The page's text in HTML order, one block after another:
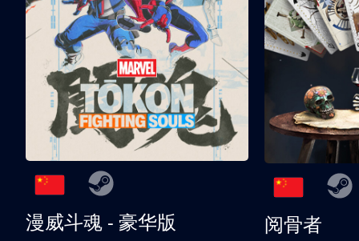
漫威斗魂 - 豪华版
阅骨者